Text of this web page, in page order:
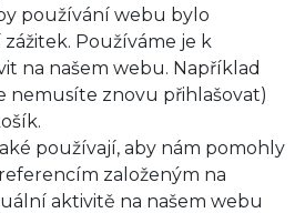
používání webu bylo
Používáme je k
na našem webu. Například
nemusíte znovu přihlašovat)
používají, aby nám pomohly
založeným na
aktivitě na našem webu